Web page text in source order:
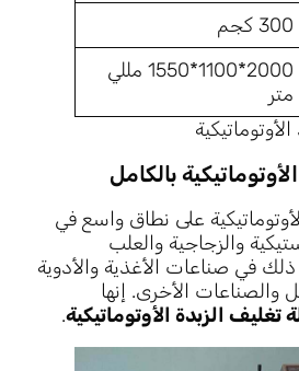
300 كجم
2000*1100*1550 مللي
متر
بالكامل
على نطاق واسع في
والزجاجية والعلب
ذلك في صناعات الأغذية والأدوية
الأخرى. إنها
تغليف الزبدة الأوتوماتيكية.